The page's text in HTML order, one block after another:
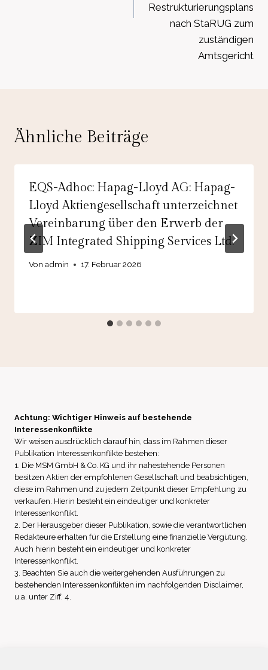
Restrukturierungsplans
nach StaRUG zum
zuständigen
Amtsgericht
Ähnliche Beiträge
EQS-Adhoc: Hapag-Lloyd AG: Hapag-
Lloyd Aktiengesellschaft unterzeichnet
Vereinbarung über den Erwerb der
ZIM Integrated Shipping Services Ltd.
Von admin 17. Februar 2026
Achtung: Wichtiger Hinweis auf bestehende
Interessenkonflikte
Wir weisen ausdrücklich darauf hin, dass im Rahmen dieser
Publikation Interessenkonflikte bestehen:
1. Die MSM GmbH & Co. KG und ihr nahestehende Personen
besitzen Aktien der empfohlenen Gesellschaft und beabsichtigen,
diese im Rahmen und zu jedem Zeitpunkt dieser Empfehlung zu
verkaufen. Hierin besteht ein eindeutiger und konkreter
Interessenkonflikt.
2. Der Herausgeber dieser Publikation, sowie die verantwortlichen
Redakteure erhalten für die Erstellung eine finanzielle Vergütung.
Auch hierin besteht ein eindeutiger und konkreter
Interessenkonflikt.
3. Beachten Sie auch die weitergehenden Ausführungen zu
bestehenden Interessenkonflikten im nachfolgenden Disclaimer,
u.a. unter Ziff. 4.